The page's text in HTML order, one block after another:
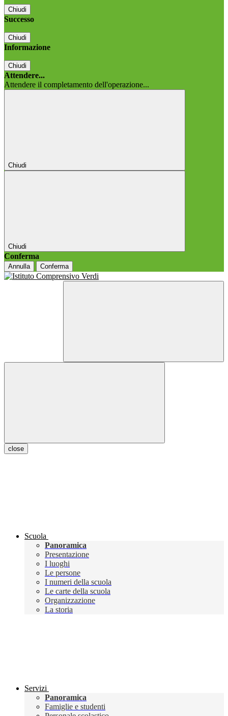
Chiudi
Successo
Chiudi
Informazione
Chiudi
Attendere...
Attendere il completamento dell'operazione...
Chiudi
Chiudi
Conferma
Annulla Conferma
close
Scuola
Panoramica
Presentazione
I luoghi
Le persone
I numeri della scuola
Le carte della scuola
Organizzazione
La storia
Servizi
Panoramica
Famiglie e studenti